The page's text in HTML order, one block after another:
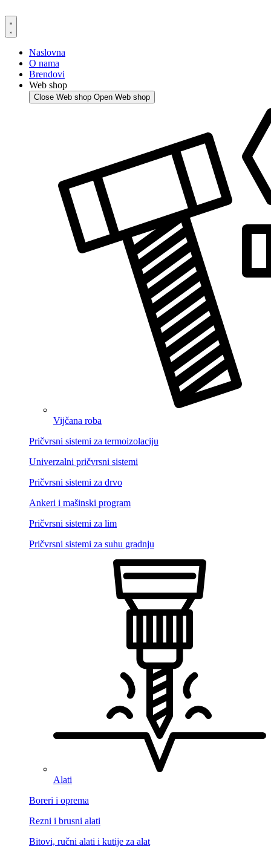
to
content
Naslovna
O nama
Brendovi
Web shop
Close Web shop Open Web shop
Vijčana roba
Pričvrsni sistemi za termoizolaciju
Univerzalni pričvrsni sistemi
Pričvrsni sistemi za drvo
Ankeri i mašinski program
Pričvrsni sistemi za lim
Pričvrsni sistemi za suhu gradnju
Alati
Boreri i oprema
Rezni i brusni alati
Bitovi, ručni alati i kutije za alat